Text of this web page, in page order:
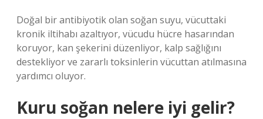
Doğal bir antibiyotik olan soğan suyu, vücuttaki
kronik iltihabı azaltıyor, vücudu hücre hasarından
koruyor, kan şekerini düzenliyor, kalp sağlığını
destekliyor ve zararlı toksinlerin vücuttan atılmasına
yardımcı oluyor.
Kuru soğan nelere iyi gelir?